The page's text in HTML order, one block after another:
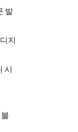
발
지
시